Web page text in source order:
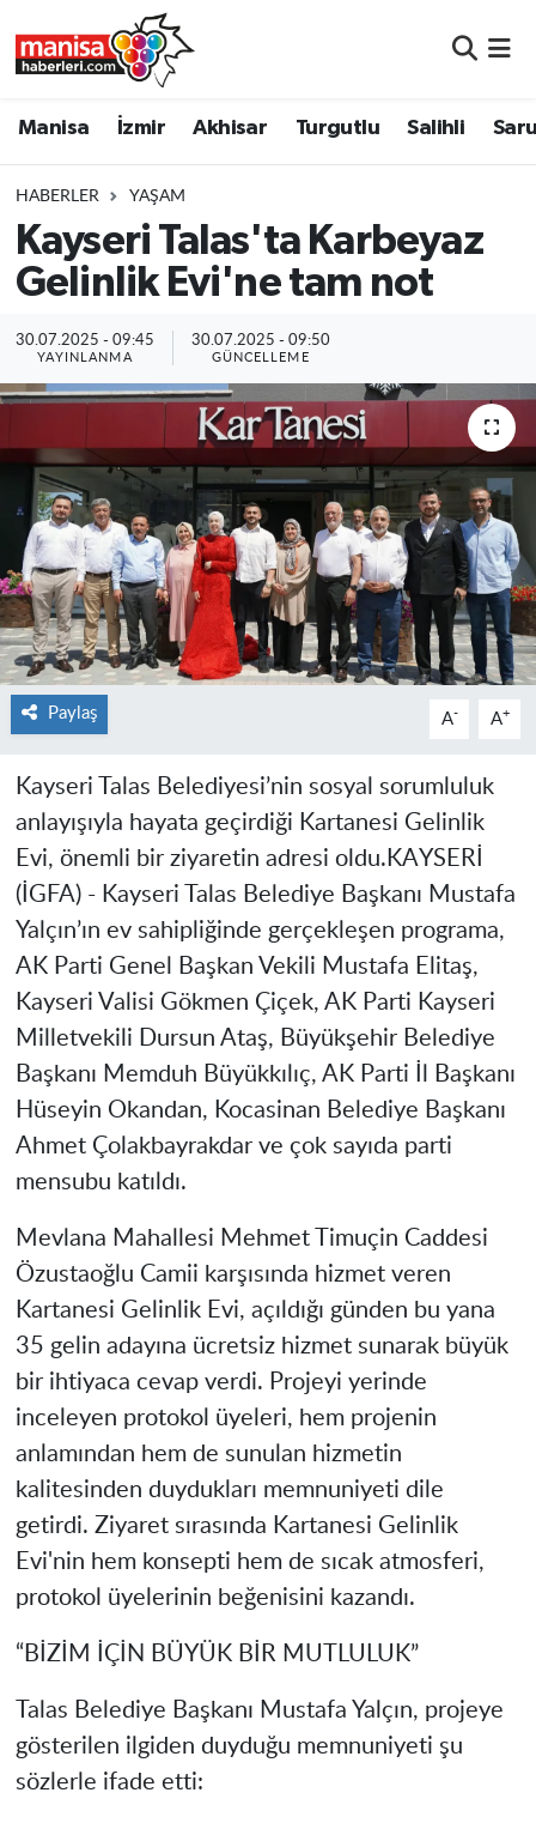
Manisa İzmir Akhisar Turgutlu Salihli
HABERLER YAŞAM
Kayseri Talas'ta Karbeyaz
Gelinlik Evi'ne tam not
30.07.2025 - 09:45
YAYINLANMA
30.07.2025 - 09:50
GÜNCELLEME
Paylaş A- A+
Kayseri Talas Belediyesi’nin sosyal sorumluluk
anlayışıyla hayata geçirdiği Kartanesi Gelinlik
Evi, önemli bir ziyaretin adresi oldu.KAYSERİ
(İGFA) - Kayseri Talas Belediye Başkanı Mustafa
Yalçın’ın ev sahipliğinde gerçekleşen programa,
AK Parti Genel Başkan Vekili Mustafa Elitaş,
Kayseri Valisi Gökmen Çiçek, AK Parti Kayseri
Milletvekili Dursun Ataş, Büyükşehir Belediye
Başkanı Memduh Büyükkılıç, AK Parti İl Başkanı
Hüseyin Okandan, Kocasinan Belediye Başkanı
Ahmet Çolakbayrakdar ve çok sayıda parti
mensubu katıldı.
Mevlana Mahallesi Mehmet Timuçin Caddesi
Özustaoğlu Camii karşısında hizmet veren
Kartanesi Gelinlik Evi, açıldığı günden bu yana
35 gelin adayına ücretsiz hizmet sunarak büyük
bir ihtiyaca cevap verdi. Projeyi yerinde
inceleyen protokol üyeleri, hem projenin
anlamından hem de sunulan hizmetin
kalitesinden duydukları memnuniyeti dile
getirdi. Ziyaret sırasında Kartanesi Gelinlik
Evi'nin hem konsepti hem de sıcak atmosferi,
protokol üyelerinin beğenisini kazandı.
“BİZİM İÇİN BÜYÜK BİR MUTLULUK”
Talas Belediye Başkanı Mustafa Yalçın, projeye
gösterilen ilgiden duyduğu memnuniyeti şu
sözlerle ifade etti:
Turgutlu
Salihli
Saruhanlı
Soma
Resmi İlanlar
Manisa Nöbetçi Eczaneler
Manisa Trafik Yoğunluk Haritası
Süper Lig Puan Durumu ve Fikstür
Tüm Manşetler
Son Dakika Haberleri
Haber Arşivi